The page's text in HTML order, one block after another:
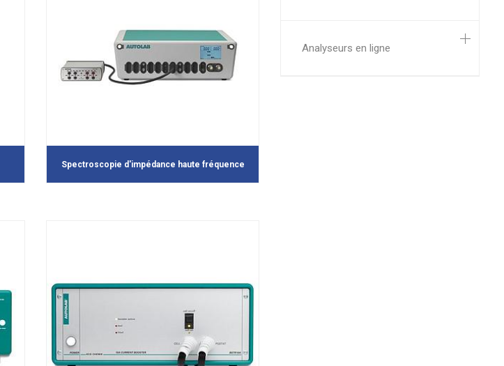
Analyseurs en ligne
Spectroscopie d'impédance haute fréquence